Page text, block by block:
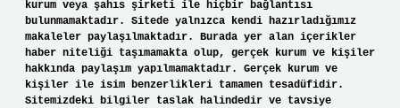
kurum veya şahıs şirketi ile hiçbir bağlantısı
bulunmamaktadır. Sitede yalnızca kendi hazırladığımız
makaleler paylaşılmaktadır. Burada yer alan içerikler
haber niteliği taşımamakta olup, gerçek kurum ve kişiler
hakkında paylaşım yapılmamaktadır. Gerçek kurum ve
kişiler ile isim benzerlikleri tamamen tesadüfidir.
Sitemizdeki bilgiler taslak halindedir ve tavsiye